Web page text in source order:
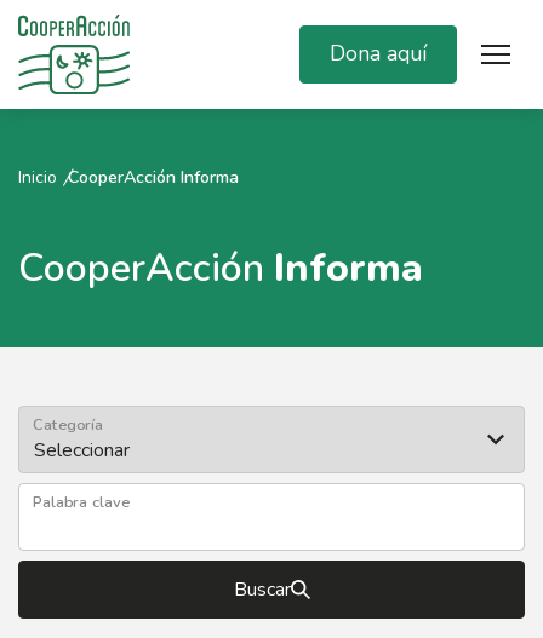
Dona aquí
Inicio CooperAcción Informa
CooperAcción Informa
Categoría
Palabra clave
Buscar